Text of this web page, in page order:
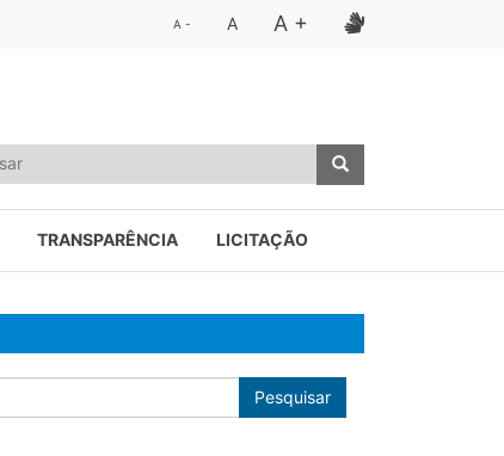
A - A A +
TRANSPARÊNCIA LICITAÇÃO
Pesquisar